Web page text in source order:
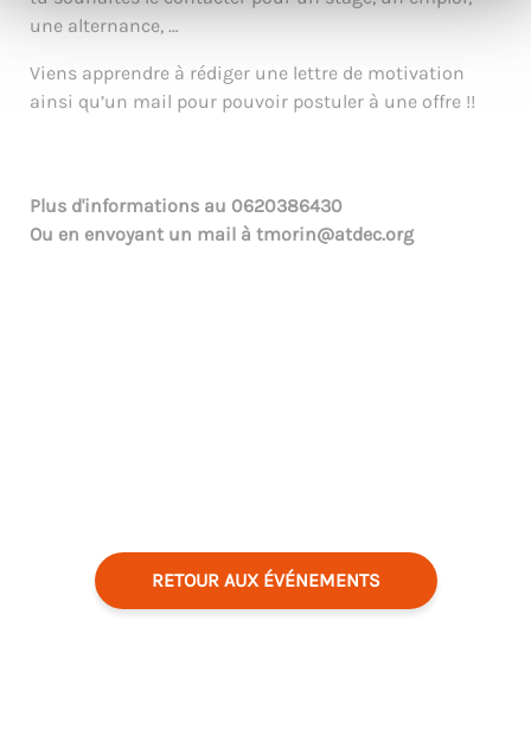
une alternance, …
Viens apprendre à rédiger une lettre de motivation
ainsi qu’un mail pour pouvoir postuler à une offre !!
Plus d'informations au 0620386430
Ou en envoyant un mail à tmorin@atdec.org
RETOUR AUX ÉVÉNEMENTS